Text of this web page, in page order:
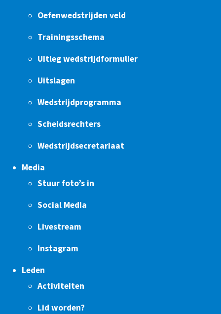
Oefenwedstrijden veld
Trainingsschema
Uitleg wedstrijdformulier
Uitslagen
Wedstrijdprogramma
Scheidsrechters
Wedstrijdsecretariaat
Media
Stuur foto’s in
Social Media
Livestream
Instagram
Leden
Activiteiten
Lid worden?